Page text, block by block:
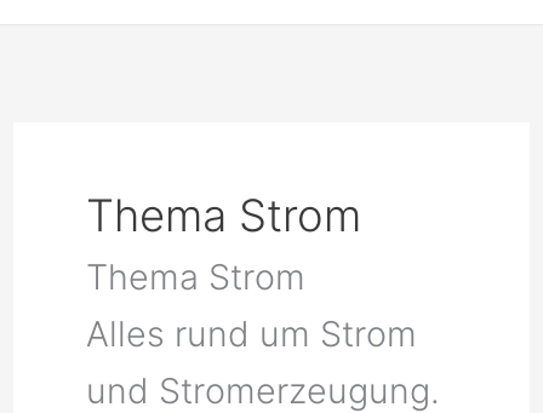
Thema Strom
Thema Strom
Alles rund um Strom
und Stromerzeugung.